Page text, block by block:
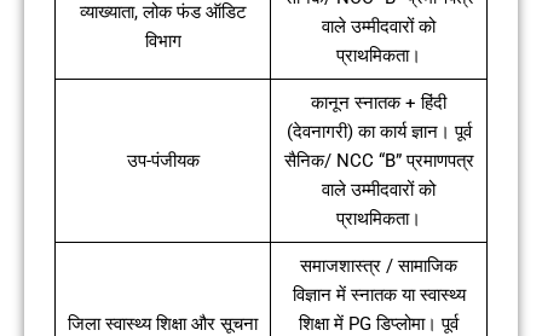
व्याख्याता, लोक फंड ऑडिट
विभाग
वाले उम्मीदवारों को
प्राथमिकता।
उप-पंजीयक
कानून स्नातक + हिंदी
(देवनागरी) का कार्य ज्ञान। पूर्व
सैनिक/ NCC “B” प्रमाणपत्र
वाले उम्मीदवारों को
प्राथमिकता।
जिला स्वास्थ्य शिक्षा और सूचना
समाजशास्त्र / सामाजिक
विज्ञान में स्नातक या स्वास्थ्य
शिक्षा में PG डिप्लोमा। पूर्व